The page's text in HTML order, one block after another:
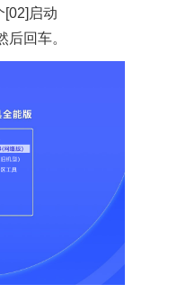
[02]启动
回车。